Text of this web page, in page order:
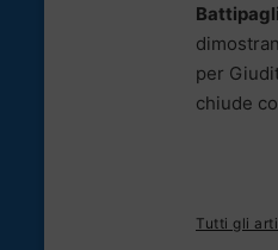
per
chiude
Tutti gli